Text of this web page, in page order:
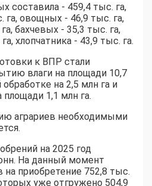
составила - 459,4 тыс. га,
га, овощных - 46,9 тыс. га,
бахчевых - 35,3 тыс. га,
хлопчатника - 43,9 тыс. га.
к ВПР стали
влаги на площади 10,7
на 2,5 млн га и
1,1 млн га.
аграриев необходимыми
на 2025 год
На данный момент
приобретение 752,8 тыс.
уже отгружено 504,9